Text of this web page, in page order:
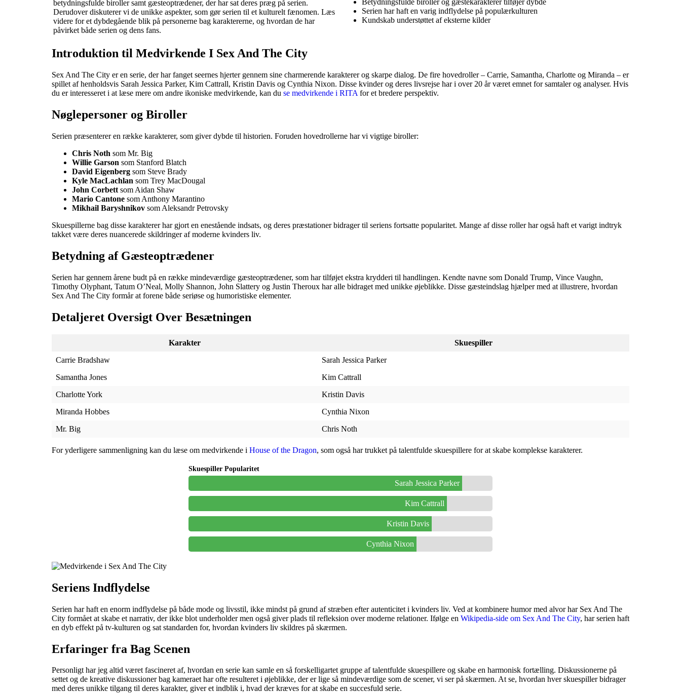
betydningsfulde biroller samt gæsteoptrædener, der har sat deres præg på serien.
Derudover diskuterer vi de unikke aspekter, som gør serien til et kulturelt fænomen. Læs
videre for et dybdegående blik på personerne bag karaktererne, og hvordan de har
påvirket både serien og dens fans.
Betydningsfulde biroller og gæstekarakterer tilføjer dybde
Serien har haft en varig indflydelse på populærkulturen
Kundskab understøttet af eksterne kilder
Introduktion til Medvirkende I Sex And The City
Sex And The City er en serie, der har fanget seernes hjerter gennem sine charmerende karakterer og skarpe dialog. De fire hovedroller – Carrie, Samantha, Charlotte og Miranda – er
spillet af henholdsvis Sarah Jessica Parker, Kim Cattrall, Kristin Davis og Cynthia Nixon. Disse kvinder og deres livsrejse har i over 20 år været emnet for samtaler og analyser. Hvis
du er interesseret i at læse mere om andre ikoniske medvirkende, kan du se medvirkende i RITA for et bredere perspektiv.
Nøglepersoner og Biroller
Serien præsenterer en række karakterer, som giver dybde til historien. Foruden hovedrollerne har vi vigtige biroller:
Chris Noth som Mr. Big
Willie Garson som Stanford Blatch
David Eigenberg som Steve Brady
Kyle MacLachlan som Trey MacDougal
John Corbett som Aidan Shaw
Mario Cantone som Anthony Marantino
Mikhail Baryshnikov som Aleksandr Petrovsky
Skuespillerne bag disse karakterer har gjort en enestående indsats, og deres præstationer bidrager til seriens fortsatte popularitet. Mange af disse roller har også haft et varigt indtryk
takket være deres nuancerede skildringer af moderne kvinders liv.
Betydning af Gæsteoptrædener
Serien har gennem årene budt på en række mindeværdige gæsteoptrædener, som har tilføjet ekstra krydderi til handlingen. Kendte navne som Donald Trump, Vince Vaughn,
Timothy Olyphant, Tatum O’Neal, Molly Shannon, John Slattery og Justin Theroux har alle bidraget med unikke øjeblikke. Disse gæsteindslag hjælper med at illustrere, hvordan
Sex And The City formår at forene både seriøse og humoristiske elementer.
Detaljeret Oversigt Over Besætningen
Karakter
Skuespiller
Carrie Bradshaw
Sarah Jessica Parker
Samantha Jones
Kim Cattrall
Charlotte York
Kristin Davis
Miranda Hobbes
Cynthia Nixon
Mr. Big
Chris Noth
For yderligere sammenligning kan du læse om medvirkende i House of the Dragon, som også har trukket på talentfulde skuespillere for at skabe komplekse karakterer.
Skuespiller Popularitet
Sarah Jessica Parker
Kim Cattrall
Kristin Davis
Cynthia Nixon
Seriens Indflydelse
Serien har haft en enorm indflydelse på både mode og livsstil, ikke mindst på grund af stræben efter autenticitet i kvinders liv. Ved at kombinere humor med alvor har Sex And The
City formået at skabe et narrativ, der ikke blot underholder men også giver plads til refleksion over moderne relationer. Ifølge en Wikipedia-side om Sex And The City, har serien haft
en dyb effekt på tv-kulturen og sat standarden for, hvordan kvinders liv skildres på skærmen.
Erfaringer fra Bag Scenen
Personligt har jeg altid været fascineret af, hvordan en serie kan samle en så forskelligartet gruppe af talentfulde skuespillere og skabe en harmonisk fortælling. Diskussionerne på
settet og de kreative diskussioner bag kameraet har ofte resulteret i øjeblikke, der er lige så mindeværdige som de scener, vi ser på skærmen. At se, hvordan hver skuespiller bidrager
med deres unikke tilgang til deres karakter, giver et indblik i, hvad der kræves for at skabe en succesfuld serie.